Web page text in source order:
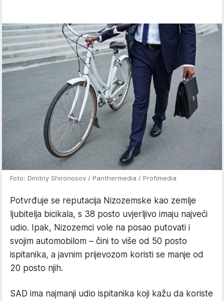
Foto: Dmitriy Shironosov / Panthermedia / Profimedia
Potvrđuje se reputacija Nizozemske kao zemlje
ljubitelja bicikala, s 38 posto uvjerljivo imaju najveći
udio. Ipak, Nizozemci vole na posao putovati i
svojim automobilom – čini to više od 50 posto
ispitanika, a javnim prijevozom koristi se manje od
20 posto njih.
SAD ima najmanji udio ispitanika koji kažu da koriste